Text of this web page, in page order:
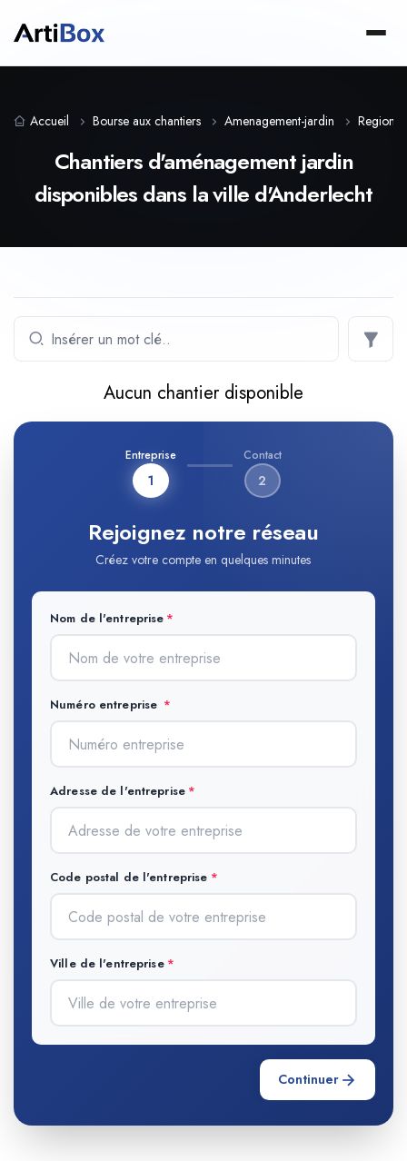
Accueil Bourse aux chantiers Amenagement-jardin Region-
Chantiers d'aménagement jardin
disponibles dans la ville d'Anderlecht
Aucun chantier disponible
Entreprise
1
Contact
2
Rejoignez notre réseau
Créez votre compte en quelques minutes
Nom de l'entreprise
Numéro entreprise
Adresse de l'entreprise
Code postal de l'entreprise
Ville de l'entreprise
Continuer